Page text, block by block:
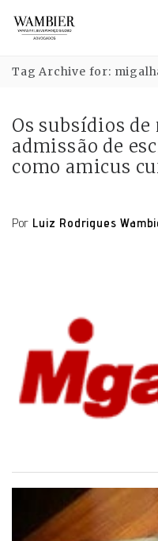
Tag Archive for:
Os subsídios
admissão de
como amicus
Por Luiz Rodrigues